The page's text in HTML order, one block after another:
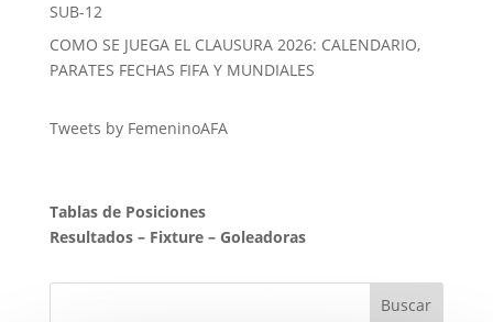
SUB-12
COMO SE JUEGA EL CLAUSURA 2026: CALENDARIO,
PARATES FECHAS FIFA Y MUNDIALES
Tweets by FemeninoAFA
Tablas de Posiciones
Resultados– Fixture– Goleadoras